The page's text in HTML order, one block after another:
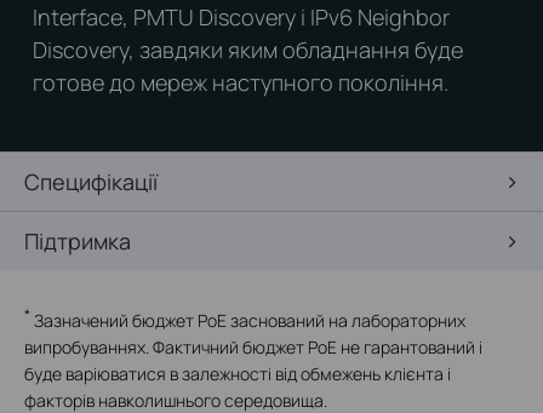
Interface, PMTU Discovery і IPv6 Neighbor
Discovery, завдяки яким обладнання буде
готове до мереж наступного покоління.
Специфікації
Підтримка
* Зазначений бюджет PoE заснований на лабораторних
випробуваннях. Фактичний бюджет PoE не гарантований і
буде варіюватися в залежності від обмежень клієнта і
факторів навколишнього середовища.